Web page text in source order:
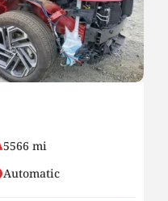
5566 mi
Automatic